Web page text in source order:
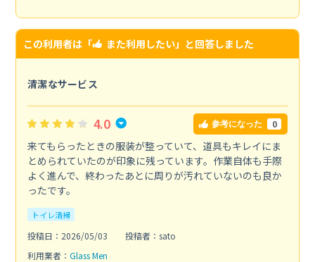
この利用者は「 また利用したい」と回答しました
清潔なサービス
4.0 参考になった 0
来てもらったときの服装が整っていて、道具もキレイにま
とめられていたのが印象に残っています。作業自体も手際
よく進んで、終わったあとに周りが汚れていないのも良か
ったです。
トイレ清掃
投稿日：2026/05/03
投稿者：sato
利用業者： Glass Men